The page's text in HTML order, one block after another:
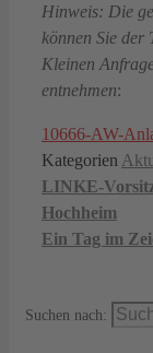
Hinweis: Die
können Sie der
Kleinen
entnehmen:
10666-AW-
Kategorien
LINKE-
Hochheim
Ein Tag im
Suchen nach: